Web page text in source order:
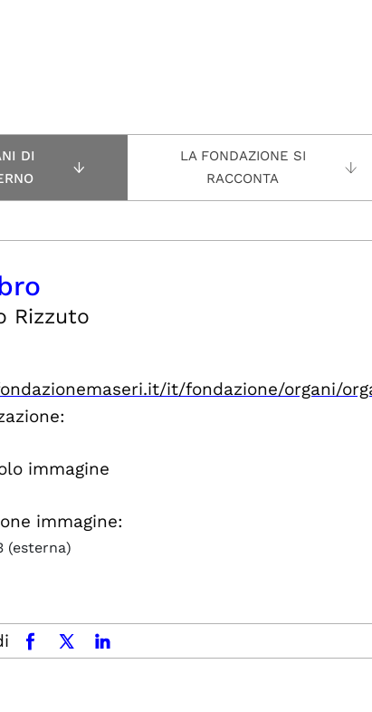
DI
LA FONDAZIONE SI
RACCONTA
Rizzuto
it/fondazione/organi/
immagine
immagine:
(esterna)
facebookx.comlinkedin